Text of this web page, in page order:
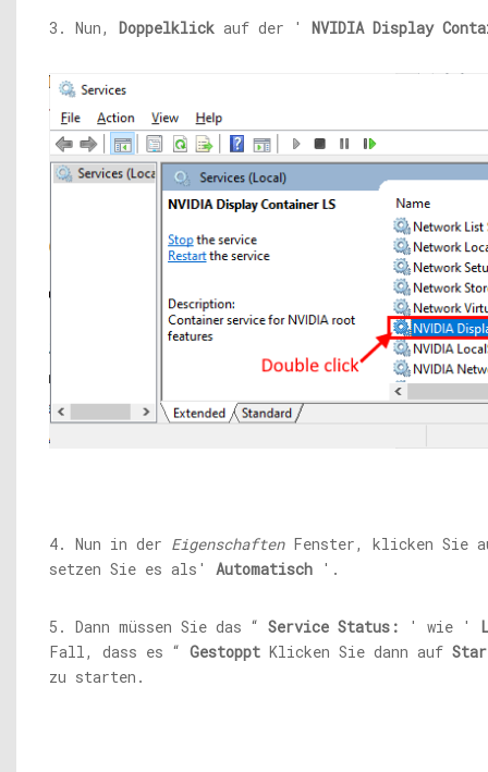
3. Nun, Doppelklick auf der ' NVIDIA Display
4. Nun in der EigenschaftenFenster, klicken Sie
setzen Sie es als' Automatisch '.
5. Dann müssen Sie das “ Service Status: ' wie '
Fall, dass es “ Gestoppt Klicken Sie dann auf
zu starten.